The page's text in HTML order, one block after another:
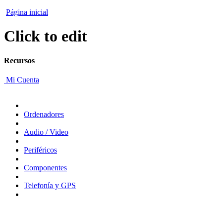
Página inicial
Click to edit
Recursos
Mi Cuenta
Ordenadores
Audio / Video
Periféricos
Componentes
Telefonía y GPS